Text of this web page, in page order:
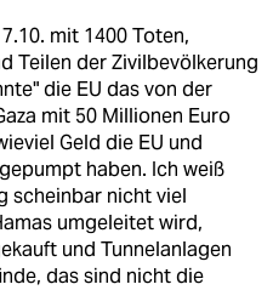
mit 1400 Toten,
Teilen der Zivilbevölkerung
die EU das von der
mit 50 Millionen Euro
Geld die EU und
haben. Ich weiß
scheinbar nicht viel
umgeleitet wird,
und Tunnelanlagen
das sind nicht die